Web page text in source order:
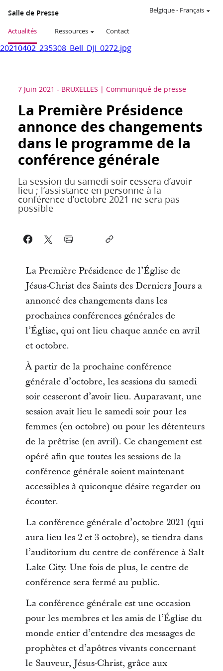
Salle de Presse
Actualités Ressources Contact
Belgique- Français
20210402_235308_Bell_DJI_0272.jpg
7 Juin 2021 - BRUXELLES Communiqué de presse
La Première Présidence
annonce des changements
dans le programme de la
conférence générale
La session du samedi soir cessera d’avoir
lieu ; l’assistance en personne à la
conférence d’octobre 2021 ne sera pas
possible
La Première Présidence de l’Église de
Jésus-Christ des Saints des Derniers Jours a
annoncé des changements dans les
prochaines conférences générales de
l’Église, qui ont lieu chaque année en avril
et octobre.
À partir de la prochaine conférence
générale d’octobre, les sessions du samedi
soir cesseront d’avoir lieu. Auparavant, une
session avait lieu le samedi soir pour les
femmes (en octobre) ou pour les détenteurs
de la prêtrise (en avril). Ce changement est
opéré afin que toutes les sessions de la
conférence générale soient maintenant
accessibles à quiconque désire regarder ou
écouter.
La conférence générale d’octobre 2021 (qui
aura lieu les 2 et 3 octobre), se tiendra dans
l’auditorium du centre de conférence à Salt
Lake City. Une fois de plus, le centre de
conférence sera fermé au public.
La conférence générale est une occasion
pour les membres et les amis de l’Église du
monde entier d’entendre des messages de
prophètes et d’apôtres vivants concernant
le Sauveur, Jésus-Christ, grâce aux